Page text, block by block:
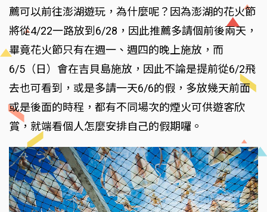
薦可以前往澎湖遊玩，為什麼呢？因為澎湖的花火節
將從4/22一路放到6/28，因此推薦多請個前後兩天，
畢竟花火節只有在週一、週四的晚上施放，而
6/5（日）會在吉貝島施放，因此不論是提前從6/2飛
去也可看到，或是多請一天6/6的假，多放幾天前面
或是後面的時程，都有不同場次的煙火可供遊客欣
賞，就端看個人怎麼安排自己的假期囉。